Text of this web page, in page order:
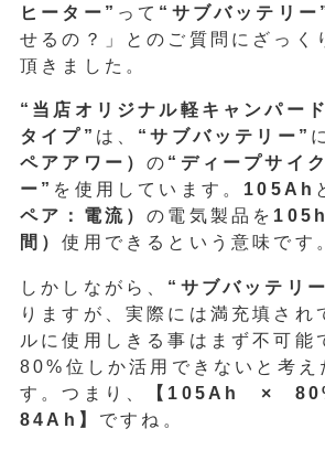
ヒーター” って “サブバッテリー
せるの？」とのご質問にざっく
頂きました。
“当店オリジナル軽キャンパー
タイプ” は、 “サブバッテリー” に
ペアアワー）の “ディープサイ
ー” を使用しています。 105Ah
ペア：電流）の電気製品を
間）使用できるという意味です
しかしながら、 “サブバッテリ
りますが、実際には満充填され
ルに使用しきる事はまず不可能
80%位しか活用できないと考え
す。つまり、
【105Ah ×
84Ah】 ですね。